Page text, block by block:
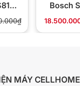
Bosch
MÁY CELLHOME